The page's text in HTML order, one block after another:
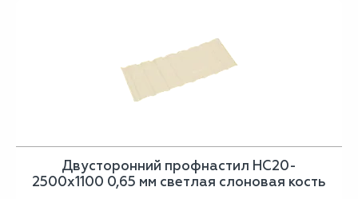
Двусторонний профнастил НС20-
2500х1100 0,65 мм светлая слоновая кость